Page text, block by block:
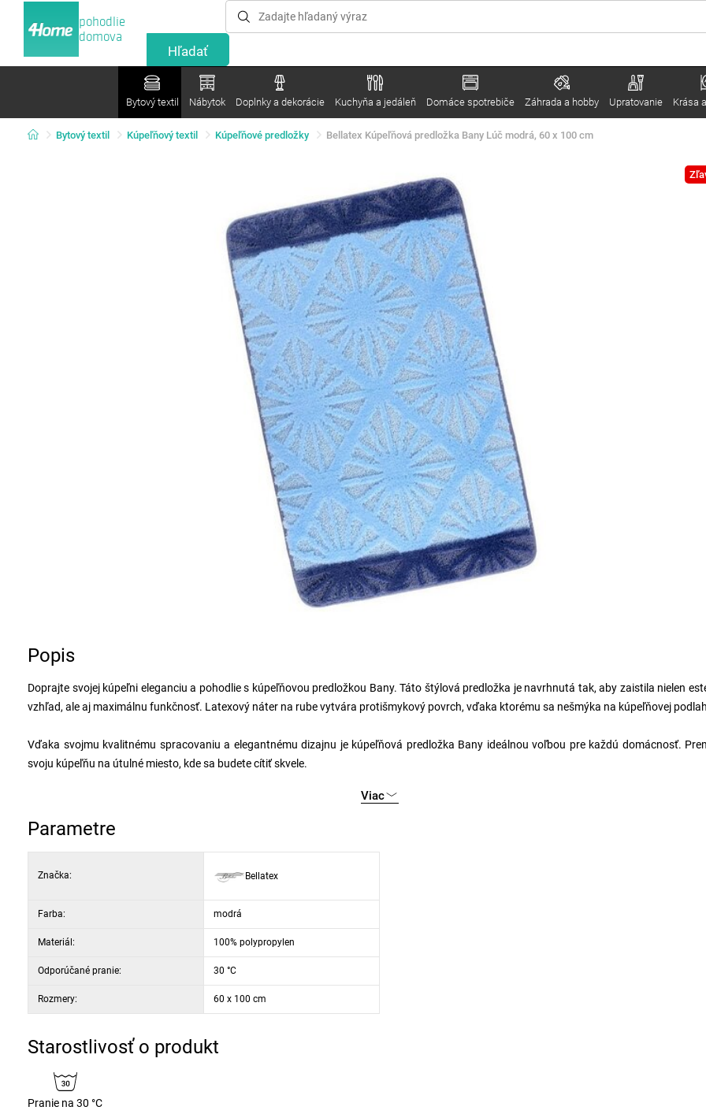
pohodlie
domova
Bytový textil Nábytok Doplnky a dekorácie Kuchyňa a jedáleň Domáce spotrebiče Záhrada a hobby Upratovanie Krása
Bytový textil Kúpeľňový textil Kúpeľňové predložky Bellatex Kúpeľňová predložka Bany Lúč modrá, 60 x 100 cm
Popis
Doprajte svojej kúpeľni eleganciu a pohodlie s kúpeľňovou predložkou Bany. Táto štýlová predložka je navrhnutá tak, aby zaistila nielen
vzhľad, ale aj maximálnu funkčnosť. Latexový náter na rube vytvára protišmykový povrch, vďaka ktorému sa nešmýka na kúpeľňovej
Vďaka svojmu kvalitnému spracovaniu a elegantnému dizajnu je kúpeľňová predložka Bany ideálnou voľbou pre každú domácnosť.
svoju kúpeľňu na útulné miesto, kde sa budete cítiť skvele.
Viac
Parametre
Značka: Bellatex
Farba: modrá
Materiál: 100% polypropylen
Odporúčané pranie: 30 °C
Rozmery: 60 x 100 cm
Starostlivosť o produkt
Pranie na 30 °C